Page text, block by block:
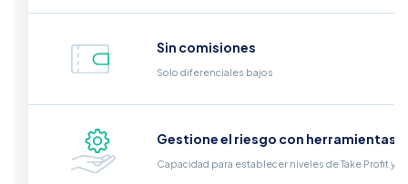
Sin comisiones
Solo diferenciales bajos
Gestione el riesgo con herramientas
Capacidad para establecer niveles de Take Profit y